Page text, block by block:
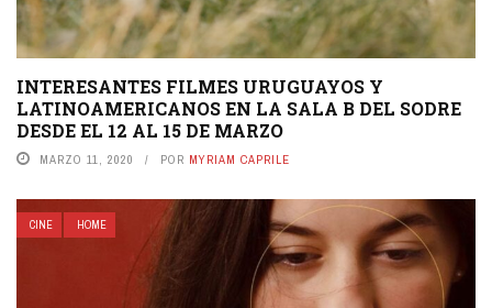
INTERESANTES FILMES URUGUAYOS Y
LATINOAMERICANOS EN LA SALA B DEL SODRE
DESDE EL 12 AL 15 DE MARZO
MARZO 11, 2020 POR MYRIAM CAPRILE
CINE HOME